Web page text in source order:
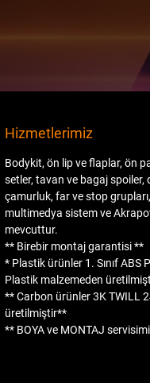
Hizmetlerimiz
Bodykit, ön lip ve flaplar, ön
setler, tavan ve bagaj spoiler,
çamurluk, far ve stop
multimedya sistem ve
mevcuttur.
** Birebir montaj garantisi **
* Plastik ürünler 1. Sınıf ABS
Plastik malzemeden
** Carbon ürünler3K TWILL
üretilmiştir**
** BOYAve MONTAJ